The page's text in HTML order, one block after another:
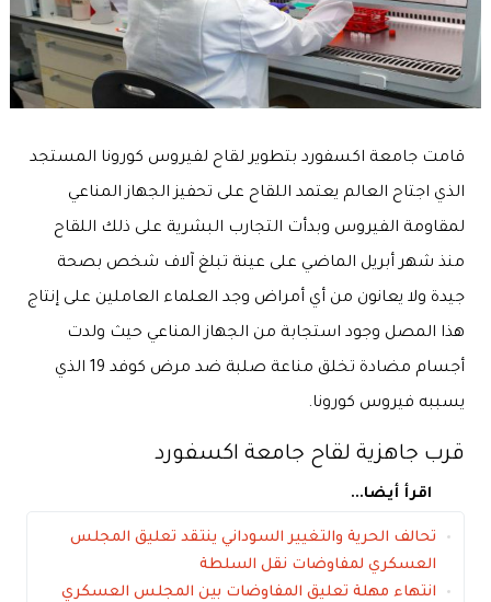
قامت جامعة اكسفورد بتطوير لقاح لفيروس كورونا المستجد
الذي اجتاح العالم يعتمد اللقاح على تحفيز الجهاز المناعي
لمقاومة الفيروس وبدأت التجارب البشرية على ذلك اللقاح
منذ شهر أبريل الماضي على عينة تبلغ آلاف شخص بصحة
جيدة ولا يعانون من أي أمراض وجد العلماء العاملين على إنتاج
هذا المصل وجود استجابة من الجهاز المناعي حيث ولدت
أجسام مضادة تخلق مناعة صلبة ضد مرض كوفد 19 الذي
يسببه فيروس كورونا.
قرب جاهزية لقاح جامعة اكسفورد
اقرأ أيضا...
تحالف الحرية والتغيير السوداني ينتقد تعليق المجلس
العسكري لمفاوضات نقل السلطة
انتهاء مهلة تعليق المفاوضات بين المجلس العسكري